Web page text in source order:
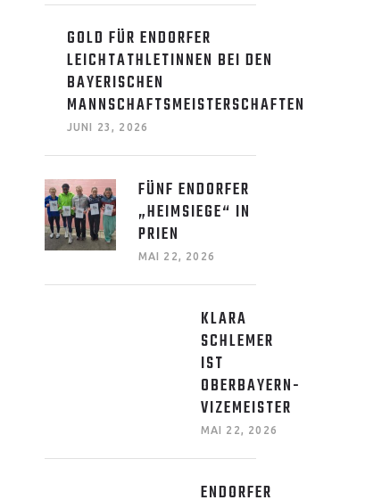
GOLD FÜR ENDORFER
LEICHTATHLETINNEN BEI DEN
BAYERISCHEN
MANNSCHAFTSMEISTERSCHAFTEN
JUNI 23, 2026
FÜNF ENDORFER
„HEIMSIEGE“ IN
PRIEN
MAI 22, 2026
KLARA
SCHLEMER
IST
OBERBAYERN-
VIZEMEISTER
MAI 22, 2026
ENDORFER